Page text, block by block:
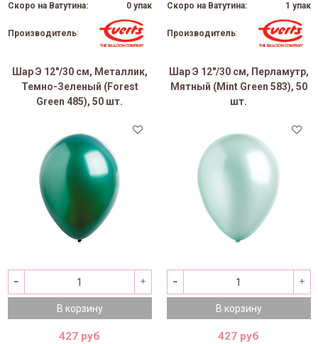
Скоро на Ватутина:
0 упак
Производитель:
Скоро на Ватутина:
1 упак
Производитель:
Шар Э 12"/30 см, Металлик,
Темно-Зеленый (Forest
Green 485), 50 шт.
В корзину
427 руб
Шар Э 12"/30 см, Перламутр,
Мятный (Mint Green 583), 50
шт.
В корзину
427 руб